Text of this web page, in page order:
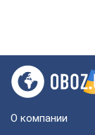
О компании